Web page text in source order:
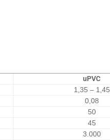
uPVC
1,35 – 1,45
0,08
50
45
3.000